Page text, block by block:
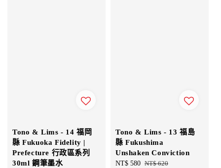
Tono & Lims - 14 福岡
縣 Fukuoka Fidelity |
Prefecture 行政區系列
30ml 鋼筆墨水
Tono & Lims - 13 福島
縣 Fukushima
Unshaken Conviction
Sale
NT$ 580 Regular
NT$ 620